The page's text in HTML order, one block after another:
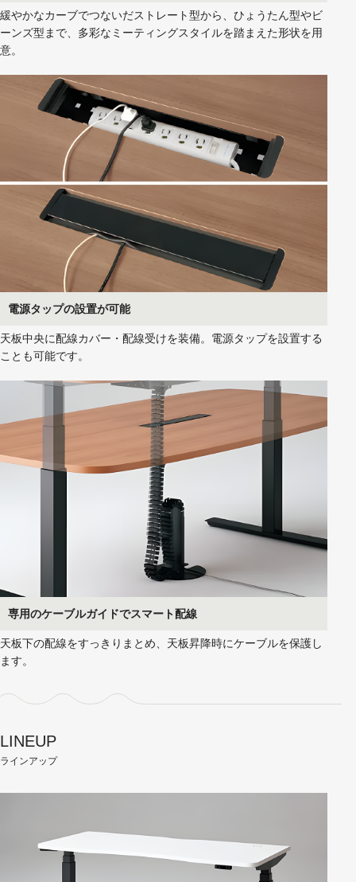
緩やかなカーブでつないだストレート型から、ひょうたん型やビ
ーンズ型まで、多彩なミーティングスタイルを踏まえた形状を用
意。
電源タップの設置が可能
天板中央に配線カバー・配線受けを装備。電源タップを設置する
ことも可能です。
専用のケーブルガイドでスマート配線
天板下の配線をすっきりまとめ、天板昇降時にケーブルを保護し
ます。
LINEUP
ラインアップ